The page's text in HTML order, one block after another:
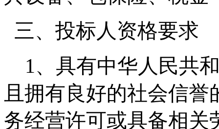
三、投标人资格要求
1、 具有中华人民共
且拥有良好的社会信
务经营许可或具备相关